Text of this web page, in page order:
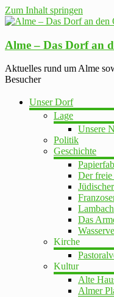
Zum Inhalt springen
Alme – Das Dorf an
Aktuelles rund um Alme
Besucher
Unser Dorf
Lage
Unsere
Politik
Geschichte
Der freie
Das
Kirche
Kultur
Alte
Almer